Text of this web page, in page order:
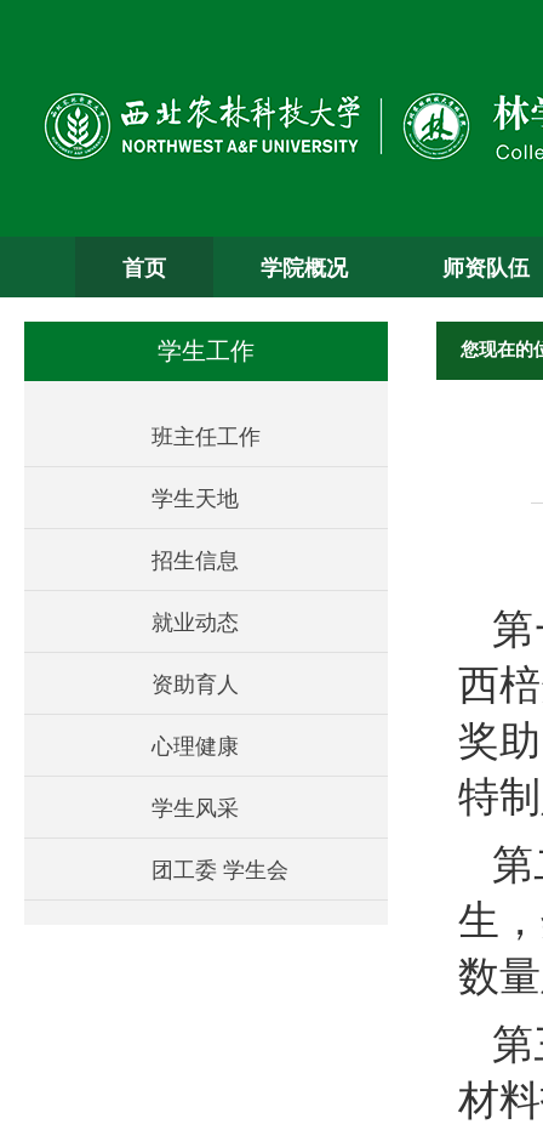
首页 学院概况 师资队伍
学生工作
班主任工作
学生天地
招生信息
就业动态
资助育人
心理健康
学生风采
团工委 学生会
您现在的
西
奖
特
生
数
第
材